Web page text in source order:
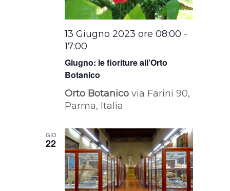
Giugno: le fioriture all’Orto
Botanico
13 Giugno 2023 ore 08:00 -
17:00
Orto Botanicovia Farini 90,
Parma, Italia
GIO
22